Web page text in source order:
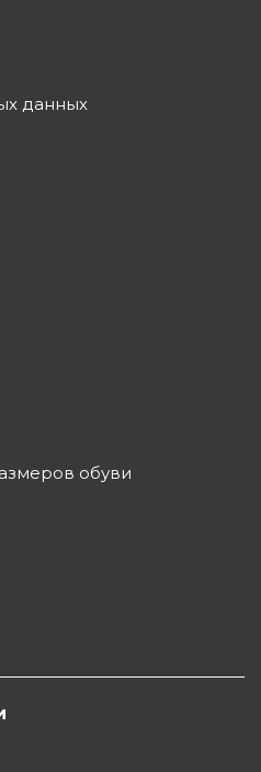
данных
обуви